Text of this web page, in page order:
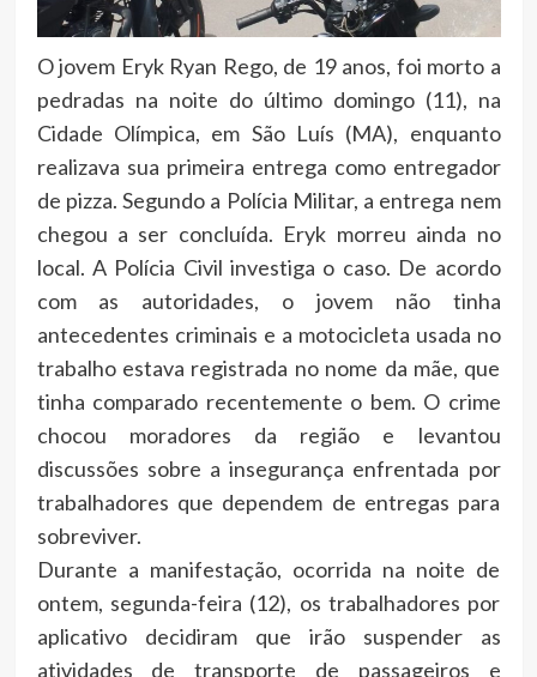
O jovem Eryk Ryan Rego, de 19 anos, foi morto a
pedradas na noite do último domingo (11), na
Cidade Olímpica, em São Luís (MA), enquanto
realizava sua primeira entrega como entregador
de pizza. Segundo a Polícia Militar, a entrega nem
chegou a ser concluída. Eryk morreu ainda no
local. A Polícia Civil investiga o caso. De acordo
com as autoridades, o jovem não tinha
antecedentes criminais e a motocicleta usada no
trabalho estava registrada no nome da mãe, que
tinha comparado recentemente o bem. O crime
chocou moradores da região e levantou
discussões sobre a insegurança enfrentada por
trabalhadores que dependem de entregas para
sobreviver.
Durante a manifestação, ocorrida na noite de
ontem, segunda-feira (12), os trabalhadores por
aplicativo decidiram que irão suspender as
atividades de transporte de passageiros e